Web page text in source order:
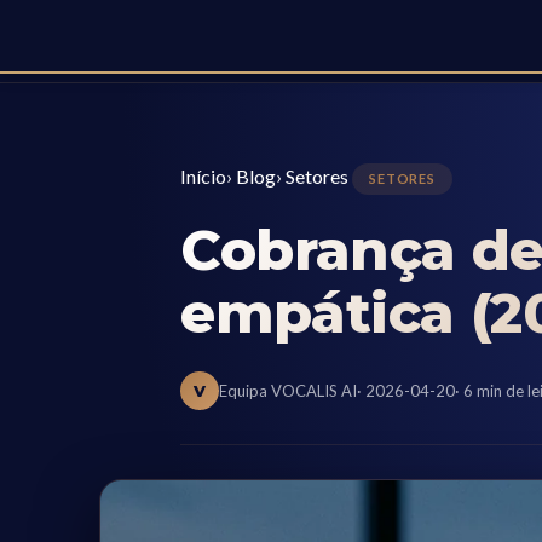
Início› Blog› Setores SETORES
Cobrança
empática
V Equipa VOCALIS AI· 2026-04-20· 6 min de